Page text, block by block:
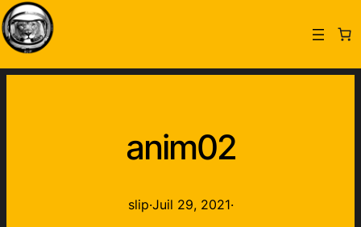
anim02
slip·Juil 29, 2021·